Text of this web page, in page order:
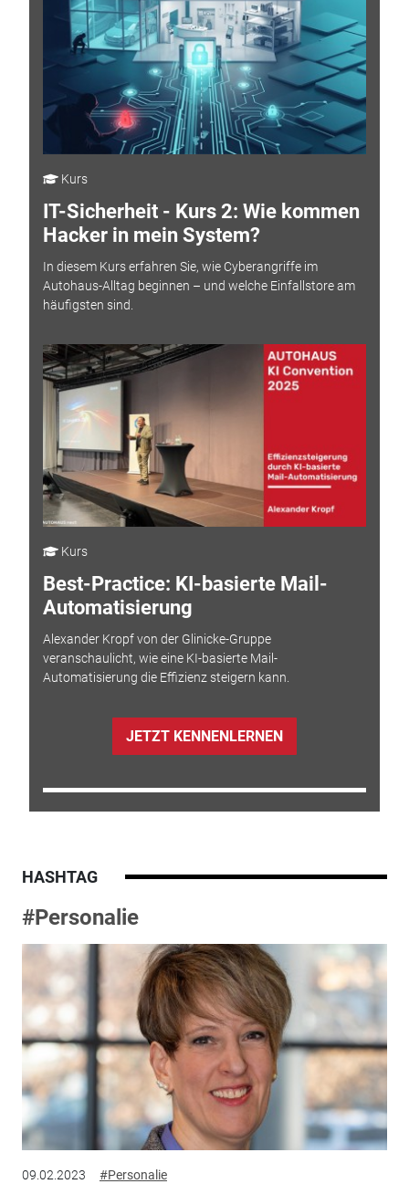
Kurs
IT-Sicherheit - Kurs 2: Wie kommen
Hacker in mein System?
In diesem Kurs erfahren Sie, wie Cyberangriffe im
Autohaus-Alltag beginnen – und welche Einfallstore am
häufigsten sind.
Kurs
Best-Practice: KI-basierte Mail-
Automatisierung
Alexander Kropf von der Glinicke-Gruppe
veranschaulicht, wie eine KI-basierte Mail-
Automatisierung die Effizienz steigern kann.
JETZT KENNENLERNEN
HASHTAG
#Personalie
09.02.2023 #Personalie